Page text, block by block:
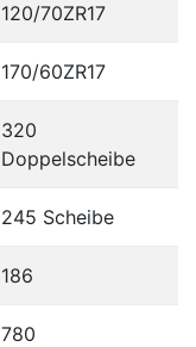
120/70ZR17
170/60ZR17
320
Doppelscheibe
245 Scheibe
186
780